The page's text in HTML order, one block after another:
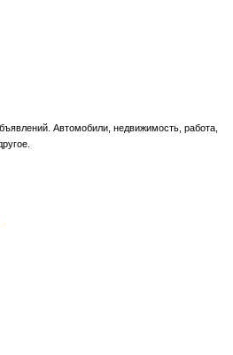
Автомобили, недвижимость, работа,